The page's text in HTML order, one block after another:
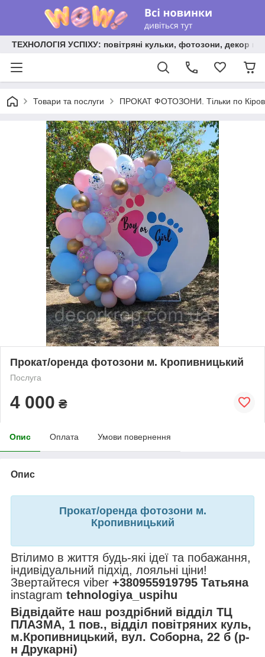
ТЕХНОЛОГІЯ УСПІХУ: повітряні кульки, фотозони, декор на
Товари та послуги ПРОКАТ ФОТОЗОНИ. Тільки по
Прокат/оренда фотозони м. Кропивницький
Послуга
4 000 ₴
Опис Оплата Умови повернення
Опис
Прокат/оренда фотозони м.
Кропивницький
Втілимо в життя будь-які ідеї та побажання,
індивідуальний підхід, лояльні ціни!
Звертайтеся viber +380955919795 Татьяна
instagram tehnologiya_uspihu
Відвідайте наш роздрібний відділ ТЦ
ПЛАЗМА, 1 пов., відділ повітряних куль,
м.Кропивницький, вул. Соборна, 22 б (р-
н Друкарні)